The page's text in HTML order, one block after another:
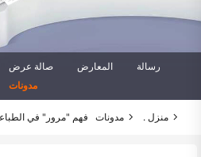
صالة عرض المعارض
رسالة
مدونات
منزل . مدونات فهم "مرور" في الطباعة